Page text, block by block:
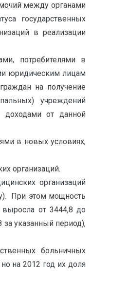
между органами
государственных
в реализации
потребителями в
юридическим лицам
на получение
учреждений
доходами от данной
в новых условиях,
организаций.
организаций
При этом мощность
выросла от 3444,8 до
за указанный период),
больничных
на 2012 год их доля